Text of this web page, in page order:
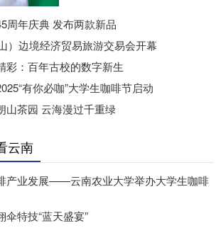
周年庆典 发布两款新品
）边境经济贸易旅游交易会开幕
彩：百年古校的数字新生
有你必咖”大学生咖啡节启动
山茶园 云海漫过千重绿
云南
产业发展——云南农业大学举办大学生咖啡
特技“蓝天盛宴”